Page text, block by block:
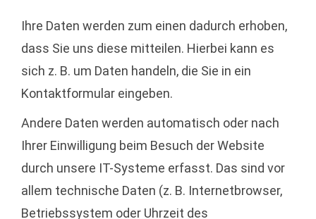
Ihre Daten werden zum einen dadurch erhoben,
dass Sie uns diese mitteilen. Hierbei kann es
sich z. B. um Daten handeln, die Sie in ein
Kontaktformular eingeben.
Andere Daten werden automatisch oder nach
Ihrer Einwilligung beim Besuch der Website
durch unsere IT-Systeme erfasst. Das sind vor
allem technische Daten (z. B. Internetbrowser,
Betriebssystem oder Uhrzeit des